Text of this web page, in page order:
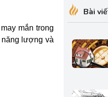
mắn trong
năng lượng và
Bài